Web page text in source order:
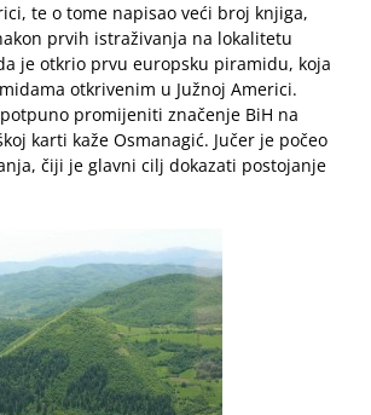
te o tome napisao veći broj knjiga,
prvih istraživanja na lokalitetu
je otkrio prvu europsku piramidu, koja
otkrivenim u Južnoj Americi.
promijeniti značenje BiH na
karti kaže Osmanagić. Jučer je počeo
čiji je glavni cilj dokazati postojanje